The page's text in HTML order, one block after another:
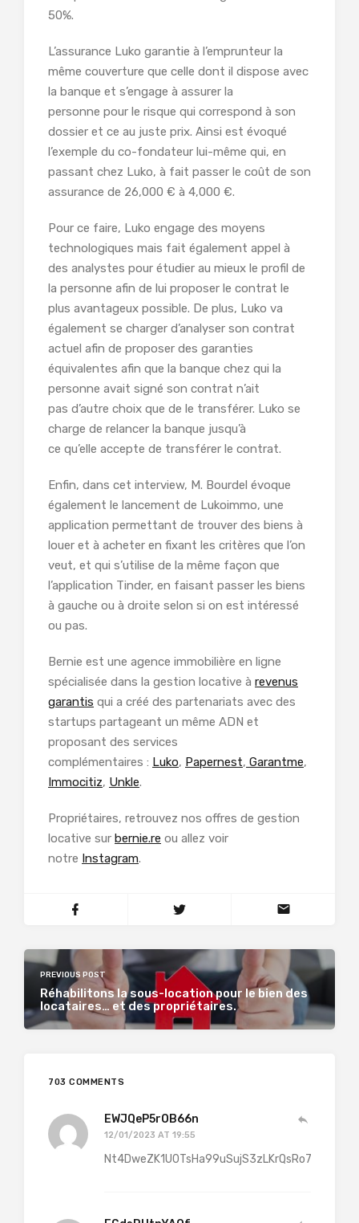
50%.
L’assurance Luko garantie à l’emprunteur la
même couverture que celle dont il dispose avec
la banque et s’engage à assurer la
personne pour le risque qui correspond à son
dossier et ce au juste prix. Ainsi est évoqué
l’exemple du co-fondateur lui-même qui, en
passant chez Luko, à fait passer le coût de son
assurance de 26,000 € à 4,000 €.
Pour ce faire, Luko engage des moyens
technologiques mais fait également appel à
des analystes pour étudier au mieux le profil de
la personne afin de lui proposer le contrat le
plus avantageux possible. De plus, Luko va
également se charger d’analyser son contrat
actuel afin de proposer des garanties
équivalentes afin que la banque chez qui la
personne avait signé son contrat n’ait
pas d’autre choix que de le transférer. Luko se
charge de relancer la banque jusqu’à
ce qu’elle accepte de transférer le contrat.
Enfin, dans cet interview, M. Bourdel évoque
également le lancement de Lukoimmo, une
application permettant de trouver des biens à
louer et à acheter en fixant les critères que l’on
veut, et qui s’utilise de la même façon que
l’application Tinder, en faisant passer les biens
à gauche ou à droite selon si on est intéressé
ou pas.
Bernie est une agence immobilière en ligne
spécialisée dans la gestion locative à revenus
garantis qui a créé des partenariats avec des
startups partageant un même ADN et
proposant des services
complémentaires : Luko, Papernest, Garantme,
Immocitiz, Unkle.
Propriétaires, retrouvez nos offres de gestion
locative sur bernie.re ou allez voir
notre Instagram.
PREVIOUS POST
Réhabilitons la sous-location pour le bien des
locataires… et des propriétaires.
703 COMMENTS
EWJQeP5rOB66n
12/01/2023 AT 19:55